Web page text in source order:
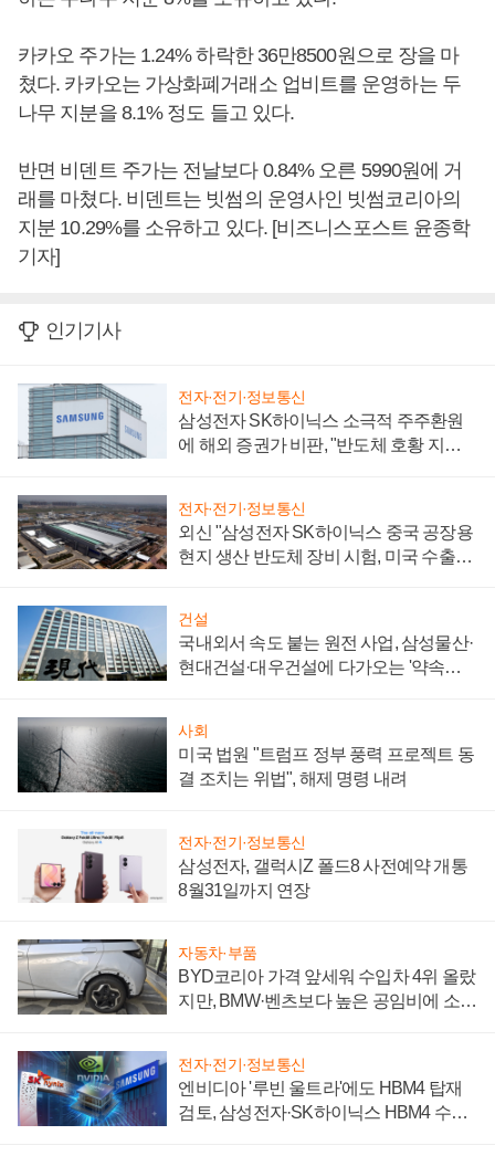
카카오 주가는 1.24% 하락한 36만8500원으로 장을 마
쳤다. 카카오는 가상화폐거래소 업비트를 운영하는 두
나무 지분을 8.1% 정도 들고 있다.
반면 비덴트 주가는 전날보다 0.84% 오른 5990원에 거
래를 마쳤다. 비덴트는 빗썸의 운영사인 빗썸코리아의
지분 10.29%를 소유하고 있다. [비즈니스포스트 윤종학
기자]
인기기사
전자·전기·정보통신
삼성전자 SK하이닉스 소극적 주주환원
에 해외 증권가 비판, "반도체 호황 지속
전자·전기·정보통신
외신 "삼성전자 SK하이닉스 중국 공장용
현지 생산 반도체 장비 시험, 미국 수출통
건설
국내외서 속도 붙는 원전 사업, 삼성물산·
현대건설·대우건설에 다가오는 '약속의
사회
미국 법원 "트럼프 정부 풍력 프로젝트 동
결 조치는 위법", 해제 명령 내려
전자·전기·정보통신
삼성전자, 갤럭시Z 폴드8 사전예약 개통
8월31일까지 연장
자동차·부품
BYD코리아 가격 앞세워 수입차 4위 올랐
지만, BMW·벤츠보다 높은 공임비에 소비
전자·전기·정보통신
엔비디아 '루빈 울트라'에도 HBM4 탑재
검토, 삼성전자·SK하이닉스 HBM4 수율